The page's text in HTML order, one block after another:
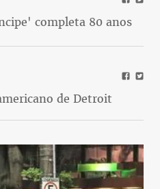
completa 80 anos
de Detroit